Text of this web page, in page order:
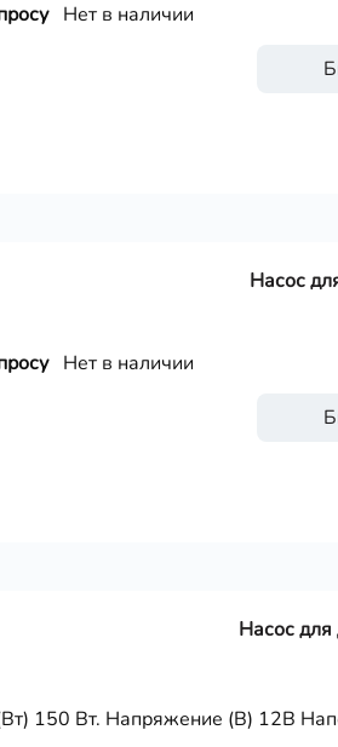
Нет в наличии
Насос
Нет в наличии
Насос
150 Вт. Напряжение (В) 12В